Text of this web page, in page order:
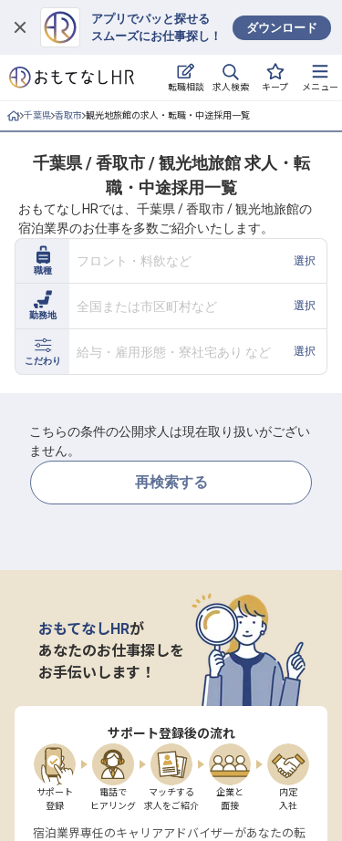
アプリでパッと探せる
スムーズにお仕事探し！
ダウンロード
転職相談 求人検索 キープ メニュー
ログイン
求人・施設を探す
就職・転職 合同説明会
おもてなしHRについて
ご利用の流れ
よくある質問
ホテル・宿泊業界情報コラム
無料 転職サポートに申し込む
採用をお考えの企業様へ
千葉県 香取市 観光地旅館の求人・転職・中途採用一覧
千葉県 / 香取市 / 観光地旅館 求人・転
職・中途採用一覧
おもてなしHRでは、千葉県 / 香取市 / 観光地旅館の
宿泊業界のお仕事を多数ご紹介いたします。
職種
フロント・料飲など 選択
勤務地
全国または市区町村など 選択
こだわり
給与・雇用形態・寮社宅あり など 選択
こちらの条件の公開求人は現在取り扱いがござい
ません。
再検索する
おもてなしHRが
あなたのお仕事探しを
お手伝いします！
サポート登録後の流れ
サポート
登録
電話で
ヒアリング
マッチする
求人をご紹介
企業と
面接
内定
入社
宿泊業界専任のキャリアアドバイザーがあなたの転